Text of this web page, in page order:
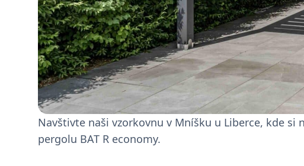
Navštivte naši vzorkovnu v Mníšku u Liberce, kde
pergolu BAT R economy.